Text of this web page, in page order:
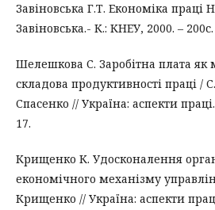
Завіновська Г.Т. Економіка праці
Завіновська.- К.: КНЕУ, 2000. – 200с.
Шелешкова С. Заробітна плата як
складова продуктивності праці
Спасенко // Україна: аспекти
17.
Крищенко К. Удосконалення
економічного механізму
Крищенко // Україна: аспекти